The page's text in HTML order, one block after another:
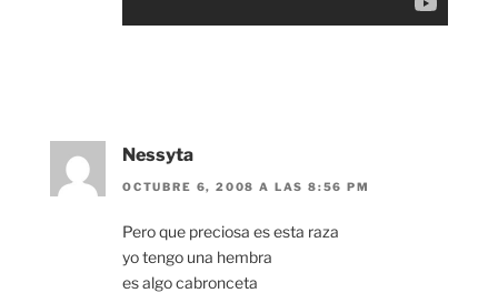
Nessyta
OCTUBRE 6, 2008 A LAS 8:56 PM
Pero que preciosa es esta raza
yo tengo una hembra
es algo cabronceta